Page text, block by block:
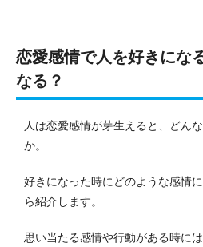
恋愛感情で人を好きにな
なる？
人は恋愛感情が芽生えると、どん
か。
好きになった時にどのような感情
ら紹介します。
思い当たる感情や行動がある時に